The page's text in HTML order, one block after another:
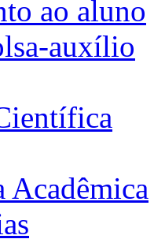
ao aluno
auxílio
Acadêmica